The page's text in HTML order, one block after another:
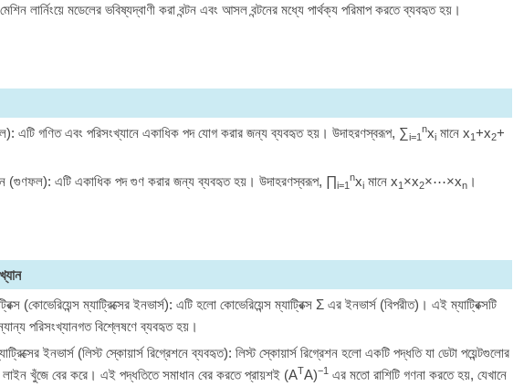
লার্নিংয়ে মডেলের ভবিষ্যদ্বাণী করা বন্টন এবং আসল বন্টনের মধ্যে পার্থক্য পরিমাপ করতে ব্যবহৃত হয়।
এটি গণিত এবং পরিসংখ্যানে একাধিক পদ যোগ করার জন্য ব্যবহৃত হয়। উদাহরণস্বরূপ, ∑i=1
nxi মানে x1+x2+
(গুণফল): এটি একাধিক পদ গুণ করার জন্য ব্যবহৃত হয়। উদাহরণস্বরূপ, ∏i=1
nxi মানে x1 ×x2×⋯×xn ।
(কোভেরিয়েন্স ম্যাট্রিক্সের ইনভার্স): এটি হলো কোভেরিয়েন্স ম্যাট্রিক্স Σ এর ইনভার্স (বিপরীত)। এই ম্যাট্রিক্সটি
পরিসংখ্যানগত বিশ্লেষণে ব্যবহৃত হয়।
ইনভার্স (লিস্ট স্কোয়ার্স রিগ্রেশনে ব্যবহৃত): লিস্ট স্কোয়ার্স রিগ্রেশন হলো একটি পদ্ধতি যা ডেটা পয়েন্টগুলোর
খুঁজে বের করে। এই পদ্ধতিতে সমাধান বের করতে প্রায়শই (ATA)−1 এর মতো রাশিটি গণনা করতে হয়, যেখানে